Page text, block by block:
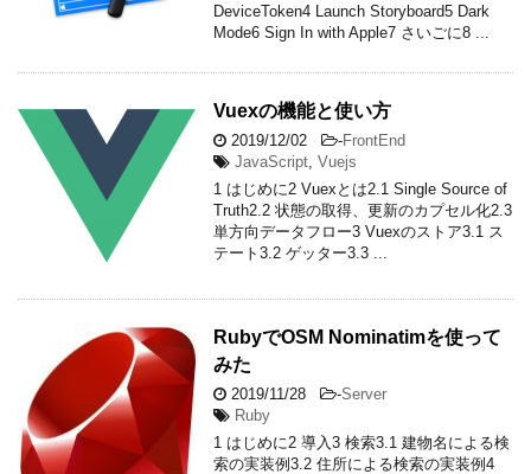
DeviceToken4 Launch Storyboard5 Dark
Mode6 Sign In with Apple7 さいごに8 ...
Vuexの機能と使い方
2019/12/02 -FrontEnd
JavaScript Vuejs
1 はじめに2 Vuexとは2.1 Single Source of
Truth2.2 状態の取得、更新のカプセル化2.3
単方向データフロー3 Vuexのストア3.1 ス
テート3.2 ゲッター3.3 ...
RubyでOSM Nominatimを使って
みた
2019/11/28 -Server
Ruby
1 はじめに2 導入3 検索3.1 建物名による検
索の実装例3.2 住所による検索の実装例4